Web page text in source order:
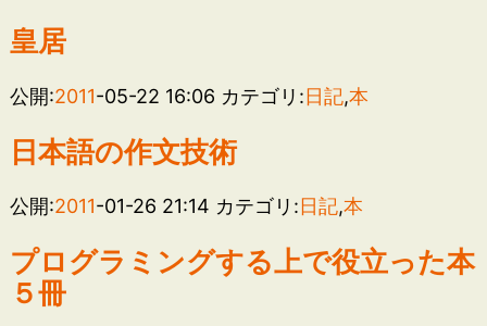
皇居
公開:2011-05-22 16:06 カテゴリ:日記,本
日本語の作文技術
公開:2011-01-26 21:14 カテゴリ:日記,本
プログラミングする上で役立った本
５冊